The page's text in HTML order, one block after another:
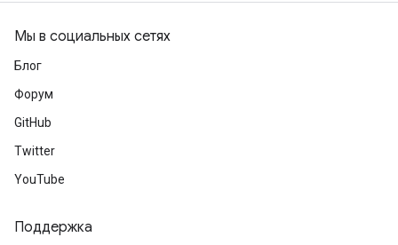
Мы в социальных сетях
Блог
Форум
GitHub
Twitter
YouTube
Поддержка